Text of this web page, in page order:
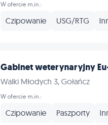
W ofercie m.in.:
Czipowanie USG/RTG
Gabinet weterynaryjny
Walki Młodych 3, Gołańcz
W ofercie m.in.:
Czipowanie Paszporty